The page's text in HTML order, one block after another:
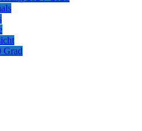
Grad